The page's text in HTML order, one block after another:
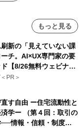
もっと見る
新の「見えていない課
チ。AI×UX専門家の要
【8/26無料ウェビナ
PR＞
す自由 ー住宅流動性と
学ー （第４回：取引の
情報・信頼・制度を